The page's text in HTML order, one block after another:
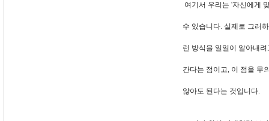
여기서 우리는 '자신에게
수 있습니다. 실제로 그러
런 방식을 일일이 알아내
간다는 점이고, 이 점을 무
않아도 된다는 것입니다.